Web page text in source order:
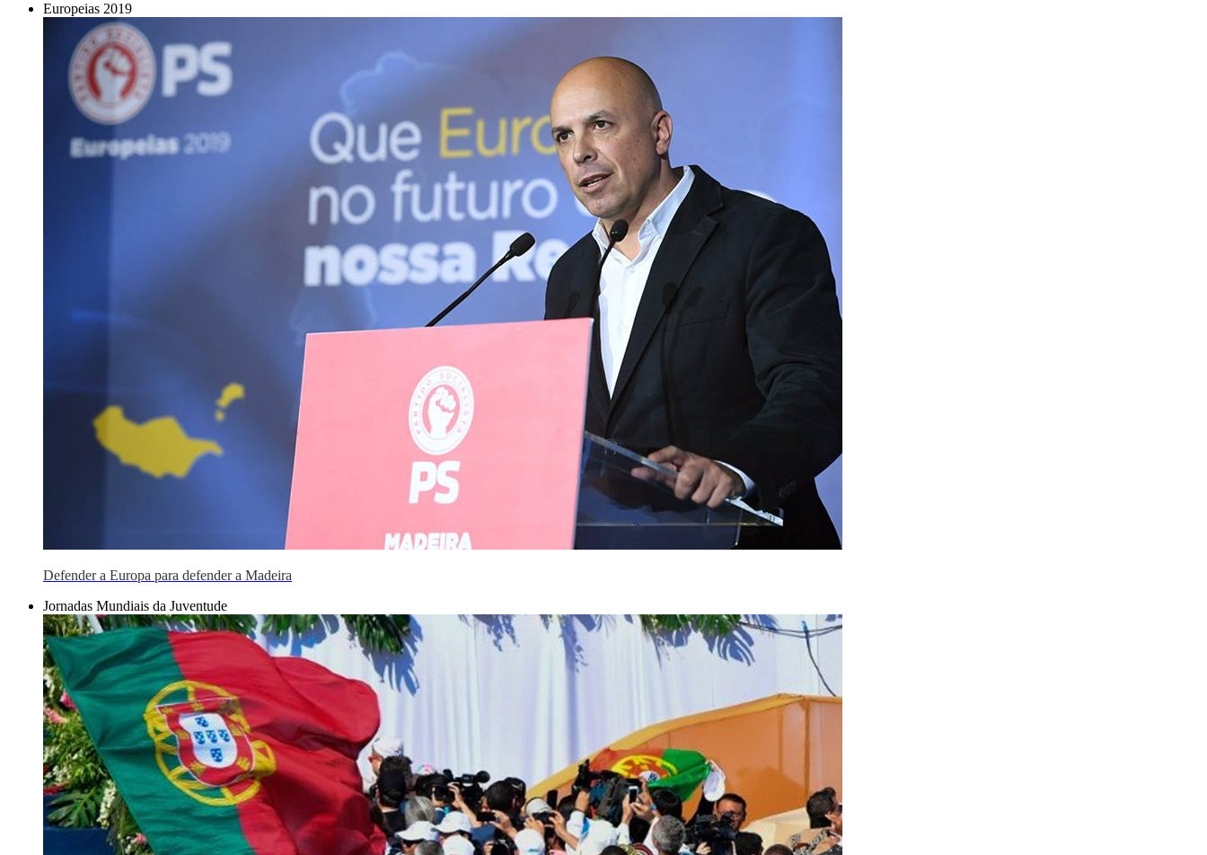
Europeias 2019
Defender a Europa para defender a Madeira
Jornadas Mundiais da Juventude